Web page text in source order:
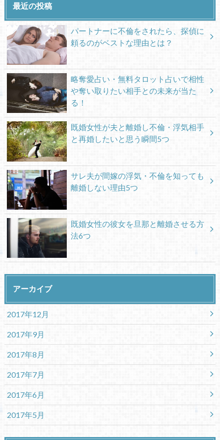
最近の投稿
パートナーに不倫をされたら、探偵に
頼るのがベストな理由とは？
略奪愛占い・無料タロット占いで相性
や奪い取りたい相手との未来が当た
る！
既婚女性が夫と離婚し不倫・浮気相手
と再婚したいと思う瞬間5つ
サレ夫が間嫁の浮気・不倫を知っても
離婚しない理由5つ
既婚女性の彼女を旦那と離婚させる方
法6つ
アーカイブ
2017年12月
2017年9月
2017年8月
2017年7月
2017年6月
2017年5月